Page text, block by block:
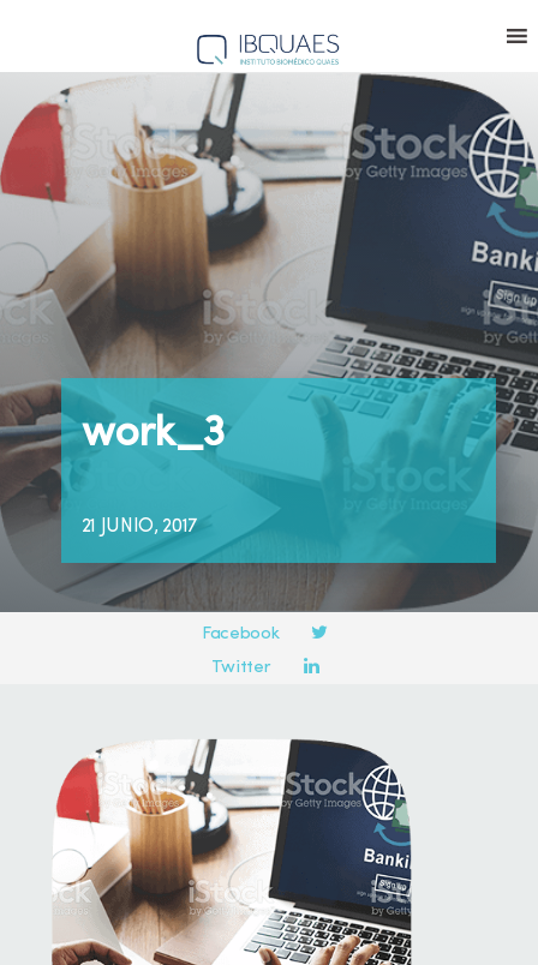
work_3
21 JUNIO, 2017
Facebook
Twitter